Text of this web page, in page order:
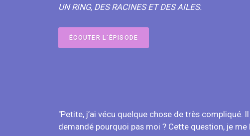
UN RING, DES RACINES ET DES AILES.
ÉCOUTER L'ÉPISODE
"Petite, j’ai vécu quelque chose de très
demandé pourquoi pas moi ? Cette question, je